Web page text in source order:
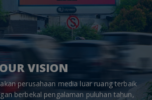
VISION
perusahaan media luar ruang terbaik
berbekal pengalaman puluhan tahun,